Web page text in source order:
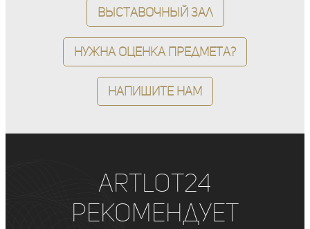
Выставочный зал
Нужна оценка предмета?
Напишите нам
ArtLot24
рекомендует